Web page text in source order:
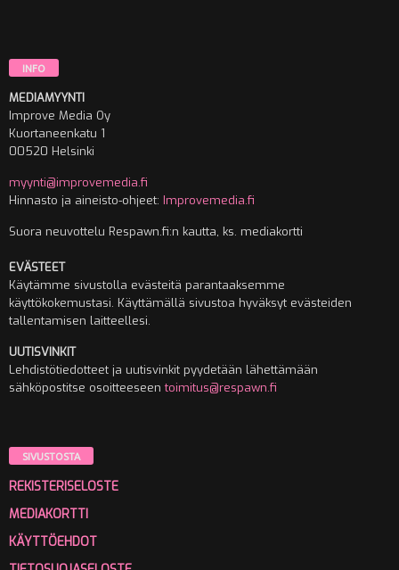
INFO
MEDIAMYYNTI
Improve Media Oy
Kuortaneenkatu 1
00520 Helsinki
myynti@improvemedia.fi
Hinnasto ja aineisto-ohjeet: Improvemedia.fi
Suora neuvottelu Respawn.fi:n kautta, ks. mediakortti
EVÄSTEET
Käytämme sivustolla evästeitä parantaaksemme
käyttökokemustasi. Käyttämällä sivustoa hyväksyt evästeiden
tallentamisen laitteellesi.
UUTISVINKIT
Lehdistötiedotteet ja uutisvinkit pyydetään lähettämään
sähköpostitse osoitteeseentoimitus@respawn.fi
SIVUSTOSTA
REKISTERISELOSTE
MEDIAKORTTI
KÄYTTÖEHDOT